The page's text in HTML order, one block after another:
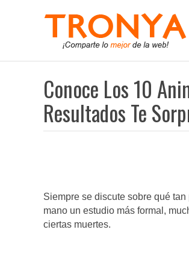
Conoce Los 10
Resultados Te
Siempre se discute sobre qué
mano un estudio más formal,
ciertas muertes.